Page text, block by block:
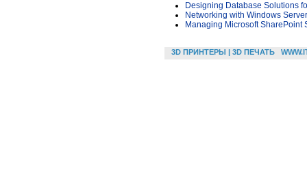
Designing Database Solutions
Networking with Windows
Managing Microsoft SharePoint
3D ПРИНТЕРЫ | 3D ПЕЧАТЬ